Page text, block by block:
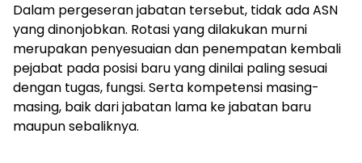
Dalam pergeseran jabatan tersebut, tidak ada ASN
yang dinonjobkan. Rotasi yang dilakukan murni
merupakan penyesuaian dan penempatan kembali
pejabat pada posisi baru yang dinilai paling sesuai
dengan tugas, fungsi. Serta kompetensi masing-
masing, baik dari jabatan lama ke jabatan baru
maupun sebaliknya.